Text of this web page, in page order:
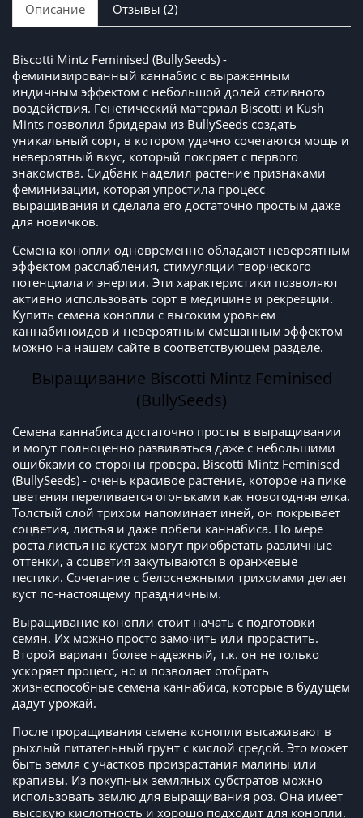
Описание Отзывы (2)
Biscotti Mintz Feminised (BullySeeds) -
феминизированный каннабис с выраженным
индичным эффектом с небольшой долей сативного
воздействия. Генетический материал Biscotti и Kush
Mints позволил бридерам из BullySeeds создать
уникальный сорт, в котором удачно сочетаются мощь и
невероятный вкус, который покоряет с первого
знакомства. Сидбанк наделил растение признаками
феминизации, которая упростила процесс
выращивания и сделала его достаточно простым даже
для новичков.
Семена конопли одновременно обладают невероятным
эффектом расслабления, стимуляции творческого
потенциала и энергии. Эти характеристики позволяют
активно использовать сорт в медицине и рекреации.
Купить семена конопли с высоким уровнем
каннабиноидов и невероятным смешанным эффектом
можно на нашем сайте в соответствующем разделе.
Выращивание Biscotti Mintz Feminised
(BullySeeds)
Семена каннабиса достаточно просты в выращивании
и могут полноценно развиваться даже с небольшими
ошибками со стороны гровера. Biscotti Mintz Feminised
(BullySeeds) - очень красивое растение, которое на пике
цветения переливается огоньками как новогодняя елка.
Толстый слой трихом напоминает иней, он покрывает
соцветия, листья и даже побеги каннабиса. По мере
роста листья на кустах могут приобретать различные
оттенки, а соцветия закутываются в оранжевые
пестики. Сочетание с белоснежными трихомами делает
куст по-настоящему праздничным.
Выращивание конопли стоит начать с подготовки
семян. Их можно просто замочить или прорастить.
Второй вариант более надежный, т.к. он не только
ускоряет процесс, но и позволяет отобрать
жизнеспособные семена каннабиса, которые в будущем
дадут урожай.
После проращивания семена конопли высаживают в
рыхлый питательный грунт с кислой средой. Это может
быть земля с участков произрастания малины или
крапивы. Из покупных земляных субстратов можно
использовать землю для выращивания роз. Она имеет
высокую кислотность и хорошо подходит для конопли.